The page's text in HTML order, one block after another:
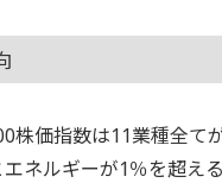
株価指数は11業種全て
ネルギーが1％を超え